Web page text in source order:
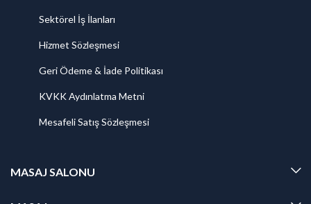
Sektörel İş İlanları
Hizmet Sözleşmesi
Geri Ödeme & İade Politikası
KVKK Aydınlatma Metni
Mesafeli Satış Sözleşmesi
MASAJ SALONU